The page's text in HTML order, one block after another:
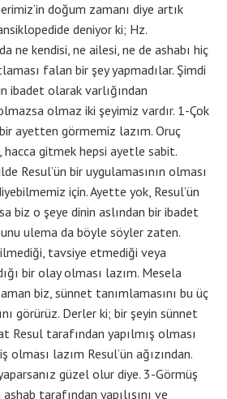
doğum zamanı diye artık
deniyor ki; Hz.
ne kendisi, ne ailesi, ne de ashabı hiç
falan bir şey yapmadılar. Şimdi
ibadet olarak varlığından
olmaz iki şeyimiz vardır. 1-Çok
ayetten görmemiz lazım. Oruç
gitmek hepsi ayetle sabit.
Resul’ün bir uygulamasının olması
için. Ayette yok, Resul’ün
biz o şeye dinin aslından bir ibadet
ulema da böyle söyler zaten.
tavsiye etmediği veya
bir olay olması lazım. Mesela
biz, sünnet tanımlamasını bu üç
görürüz. Derler ki; bir şeyin sünnet
Resul tarafından yapılmış olması
olması lazım Resul’ün ağızından.
güzel olur diye. 3-Görmüş
tarafından yapılışını ve